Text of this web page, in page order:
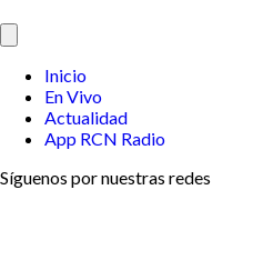
Inicio
En Vivo
Actualidad
App RCN Radio
Síguenos por nuestras redes